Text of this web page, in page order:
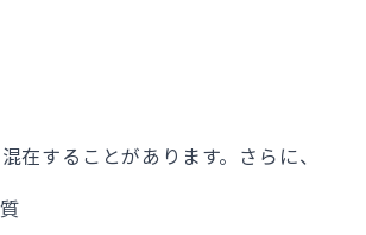
在することがあります。さらに、